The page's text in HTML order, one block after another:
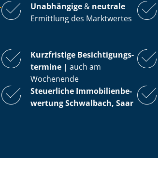
Unabhängige & neutrale
Ermittlung des Marktwertes
Kurzfristige Be­sich­ti­gungs­
ter­mi­ne | auch am
Wochenende
Steuerliche Im­mo­bi­li­en­be­
wer­tungSchwalbach, Saar